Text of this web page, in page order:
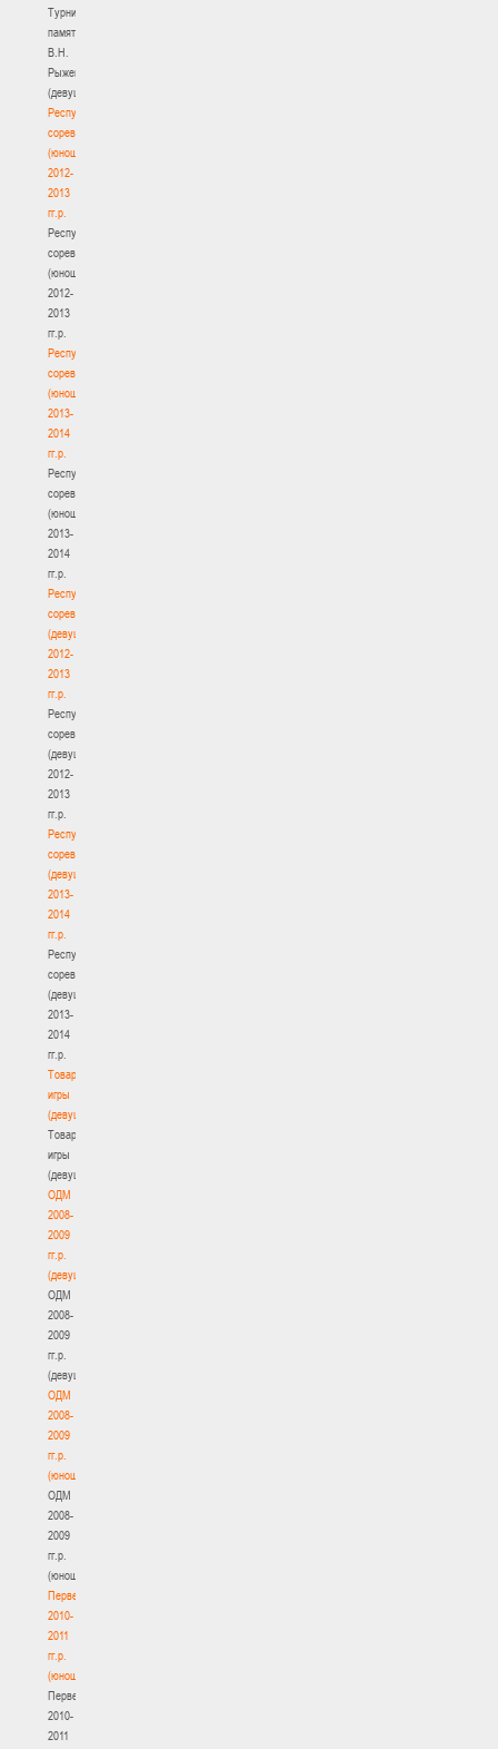
Турнир
памяти
В.Н.
Рыженкова
(девушки)
Республиканские
соревнования
(юноши)
2012-
2013
гг.р.
Республиканские
соревнования
(юноши)
2012-
2013
гг.р.
Республиканские
соревнования
(юноши)
2013-
2014
гг.р.
Республиканские
соревнования
(юноши)
2013-
2014
гг.р.
Республиканские
соревнования
(девушки)
2012-
2013
гг.р.
Республиканские
соревнования
(девушки)
2012-
2013
гг.р.
Республиканские
соревнования
(девушки)
2013-
2014
гг.р.
Республиканские
соревнования
(девушки)
2013-
2014
гг.р.
Товарищеские
игры
(девушки)
Товарищеские
игры
(девушки)
ОДМ
2008-
2009
гг.р.
(девушки)
ОДМ
2008-
2009
гг.р.
(девушки)
ОДМ
2008-
2009
гг.р.
(юноши)
ОДМ
2008-
2009
гг.р.
(юноши)
Первенство
2010-
2011
гг.р.
(юноши)
Первенство
2010-
2011